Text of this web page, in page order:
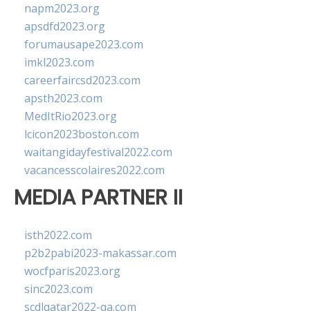
napm2023.org
apsdfd2023.org
forumausape2023.com
imkl2023.com
careerfaircsd2023.com
apsth2023.com
MedItRio2023.org
lcicon2023boston.com
waitangidayfestival2022.com
vacancesscolaires2022.com
MEDIA PARTNER II
isth2022.com
p2b2pabi2023-makassar.com
wocfparis2023.org
sinc2023.com
scdlqatar2022-qa.com